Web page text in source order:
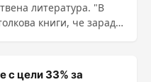
литература. "В
книги, че заради
с цели 33% за